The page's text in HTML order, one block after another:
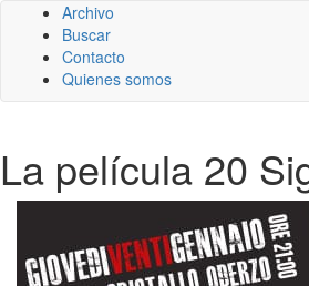
Archivo
Buscar
Contacto
Quienes somos
La película 20